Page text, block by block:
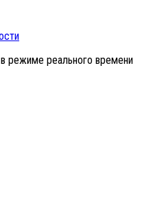
режиме реального времени